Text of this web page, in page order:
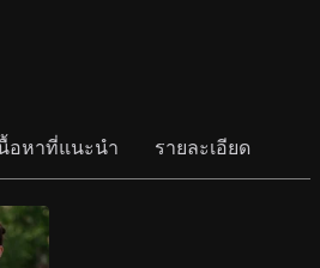
อหาที่แนะนำ รายละเอียด